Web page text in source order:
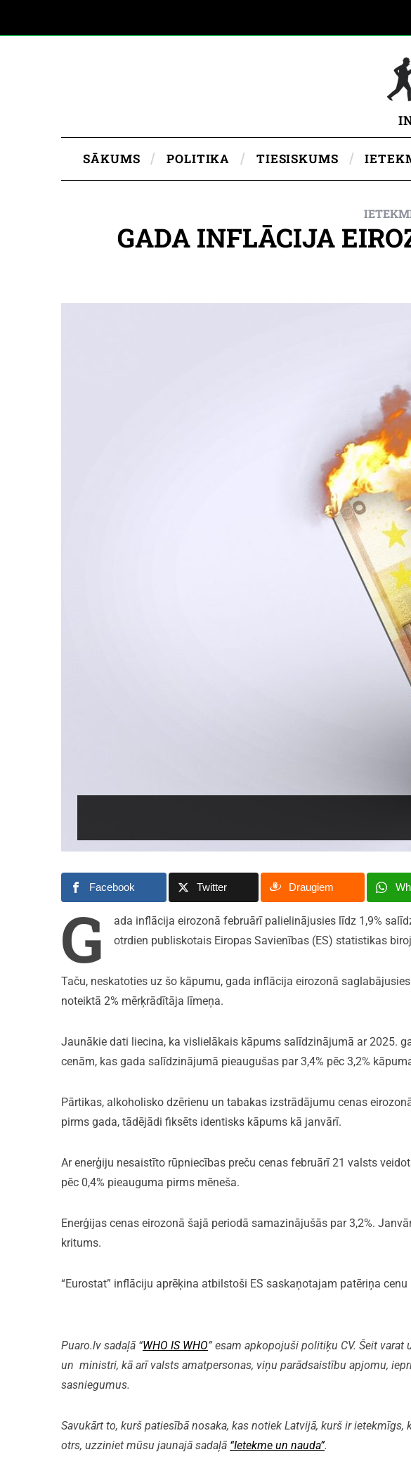
SĀKUMS POLITIKA TIESISKUMS
GADA INFLĀCIJA
Facebook Twitter Draugiem
G
ada inflācija eirozonā februārī palielinājusies līdz 1,9%
otrdien publiskotais Eiropas Savienības (ES) statistikas
Taču, neskatoties uz šo kāpumu, gada inflācija eirozonā
noteiktā 2% mērķrādītāja līmeņa.
Jaunākie dati liecina, ka vislielākais kāpums salīdzinājumā ar 2025.
cenām, kas gada salīdzinājumā pieaugušas par 3,4% pēc 3,2%
Pārtikas, alkoholisko dzērienu un tabakas izstrādājumu cenas
pirms gada, tādējādi fiksēts identisks kāpums kā janvārī.
Ar enerģiju nesaistīto rūpniecības preču cenas februārī 21 valsts
pēc 0,4% pieauguma pirms mēneša.
Enerģijas cenas eirozonā šajā periodā samazinājušās par 3,2%.
kritums.
“Eurostat” inflāciju aprēķina atbilstoši ES saskaņotajam patēriņa cenu
Puaro.lv sadaļā “WHO IS WHO” esam apkopojuši politiķu CV. Šeit
un ministri, kā arī valsts amatpersonas, viņu parādsaistību apjomu,
sasniegumus.
Savukārt to, kurš patiesībā nosaka, kas notiek Latvijā, kurš ir ietekmīgs,
otrs, uzziniet mūsu jaunajā sadaļā “Ietekme un nauda”.